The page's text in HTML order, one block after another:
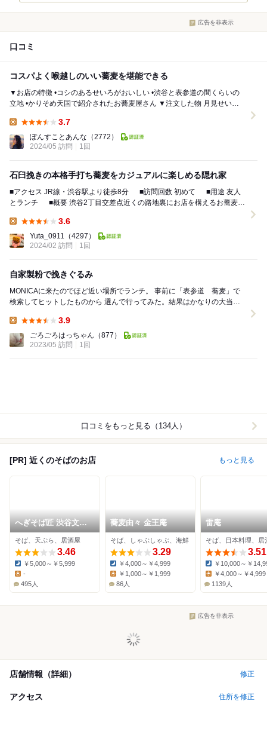
広告を非表示
口コミ
コスパよく喉越しのいい蕎麦を堪能できる
▼お店の特徴 •コシのあるせいろがおいしい •渋谷と表参道の間くらいの
立地 •かりそめ天国で紹介されたお蕎麦屋さん ▼注文した物 月見せいろ
3.7
ぽんすことあんな （2772）
2024/05 訪問
1回
石臼挽きの本格手打ち蕎麦をカジュアルに楽しめる隠れ家
■アクセス JR線・渋谷駅より徒歩8分 ■訪問回数 初めて ■用途 友人
とランチ ■概要 渋谷2丁目交差点近くの路地裏にお店を構えるお蕎麦屋
3.6
Yuta_0911 （4297）
2024/02 訪問
1回
自家製粉で挽きぐるみ
MONICAに来たのでほど近い場所でランチ。 事前に「表参道 蕎麦」で
検索してヒットしたものから 選んで行ってみた。結果はかなりの大当た
3.9
ごろごろはっちゃん （877）
2023/05 訪問
1回
口コミをもっと見る（134人）
[PR] 近くのそばのお店 もっと見る
へぎそば匠 渋谷文化
村通り店
そば、天ぷら、居酒屋
3.46
Dinner:
￥5,000～￥5,999
-
495人
蕎麦由々 金王庵
そば、しゃぶしゃぶ、海鮮
3.29
Dinner:
￥4,000～￥4,999
Lunch:
￥1,000～￥1,999
86人
雷庵
そば、日本料理、居
3.51
Dinner:
￥10,000～￥
￥4,000～￥4,999
1139人
広告を非表示
店舗情報（詳細） 修正
アクセス 住所を修正